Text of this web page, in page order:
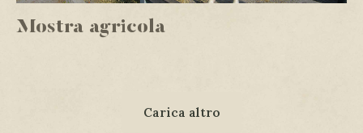
Mostra agricola
Carica altro